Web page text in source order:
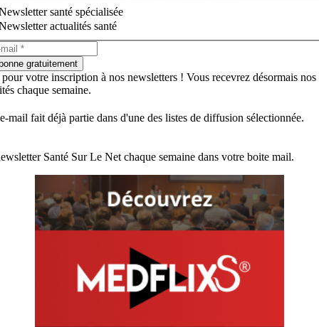
santé spécialisée
actualités santé
gratuitement
votre inscription à nos newsletters ! Vous recevrez désormais nos
chaque semaine.
mail fait déjà partie dans d'une des listes de diffusion sélectionnée.
Santé Sur Le Net chaque semaine dans votre boite mail.